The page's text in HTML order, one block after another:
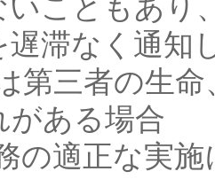
こともあり
遅滞なく通知
第三者の生
がある場合
の適正な実